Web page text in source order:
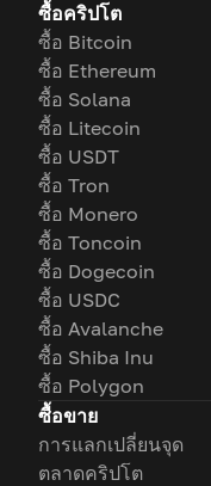
ซื้อคริปโต
ซื้อ Bitcoin
ซื้อ Ethereum
ซื้อ Solana
ซื้อ Litecoin
ซื้อ USDT
ซื้อ Tron
ซื้อ Monero
ซื้อ Toncoin
ซื้อ Dogecoin
ซื้อ USDC
ซื้อ Avalanche
ซื้อ Shiba Inu
ซื้อ Polygon
ซื้อขาย
การแลกเปลี่ยนจุด
ตลาดคริปโต